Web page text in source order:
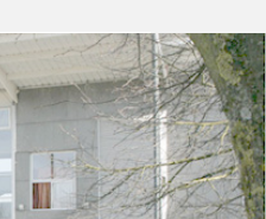
Liens